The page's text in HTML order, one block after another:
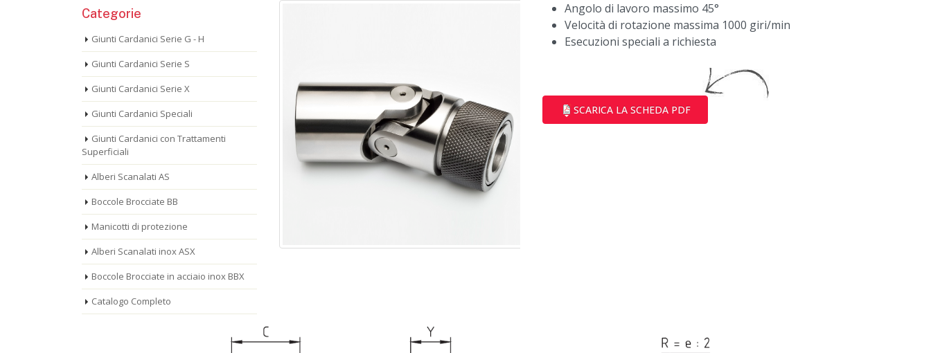
Categorie
Giunti Cardanici Serie G - H
Giunti Cardanici Serie S
Giunti Cardanici Serie X
Giunti Cardanici Speciali
Giunti Cardanici con Trattamenti
Superficiali
Alberi Scanalati AS
Boccole Brocciate BB
Manicotti di protezione
Alberi Scanalati inox ASX
Boccole Brocciate in acciaio inox BBX
Catalogo Completo
Angolo di lavoro massimo 45°
Velocità di rotazione massima 1000 giri/min
Esecuzioni speciali a richiesta
SCARICA LA SCHEDA PDF